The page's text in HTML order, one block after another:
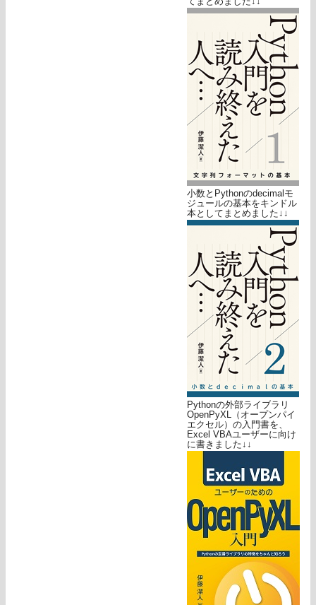
小数とPythonのdecimalモ
ジュールの基本をキンドル
本としてまとめました↓↓
Pythonの外部ライブラリ
OpenPyXL（オープンパイ
エクセル）の入門書を、
Excel VBAユーザーに向け
に書きました↓↓